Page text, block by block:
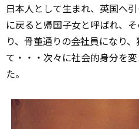
日本人として生まれ、英国へ
に戻ると帰国子女と呼ばれ、
り、骨董通りの会社員になり
て・・・次々に社会的身分を
た。